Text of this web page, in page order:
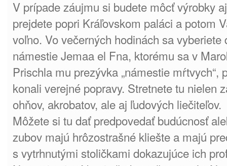
V prípade záujmu si budete môcť výrobky
prejdete popri Kráľovskom paláci a potom
voľno. Vo večerných hodinách sa vyberiete
námestie Jemaa el Fna, ktorému sa v
Prischla mu prezývka „námestie mŕtvych“,
konali verejné popravy. Stretnete tu nielen
ohňov, akrobatov, ale aj ľudových liečiteľov.
Môžete si tu dať predpovedať budúcnosť
zubov majú hrôzostrašné kliešte a majú
s vytrhnutými stoličkami dokazujúce ich